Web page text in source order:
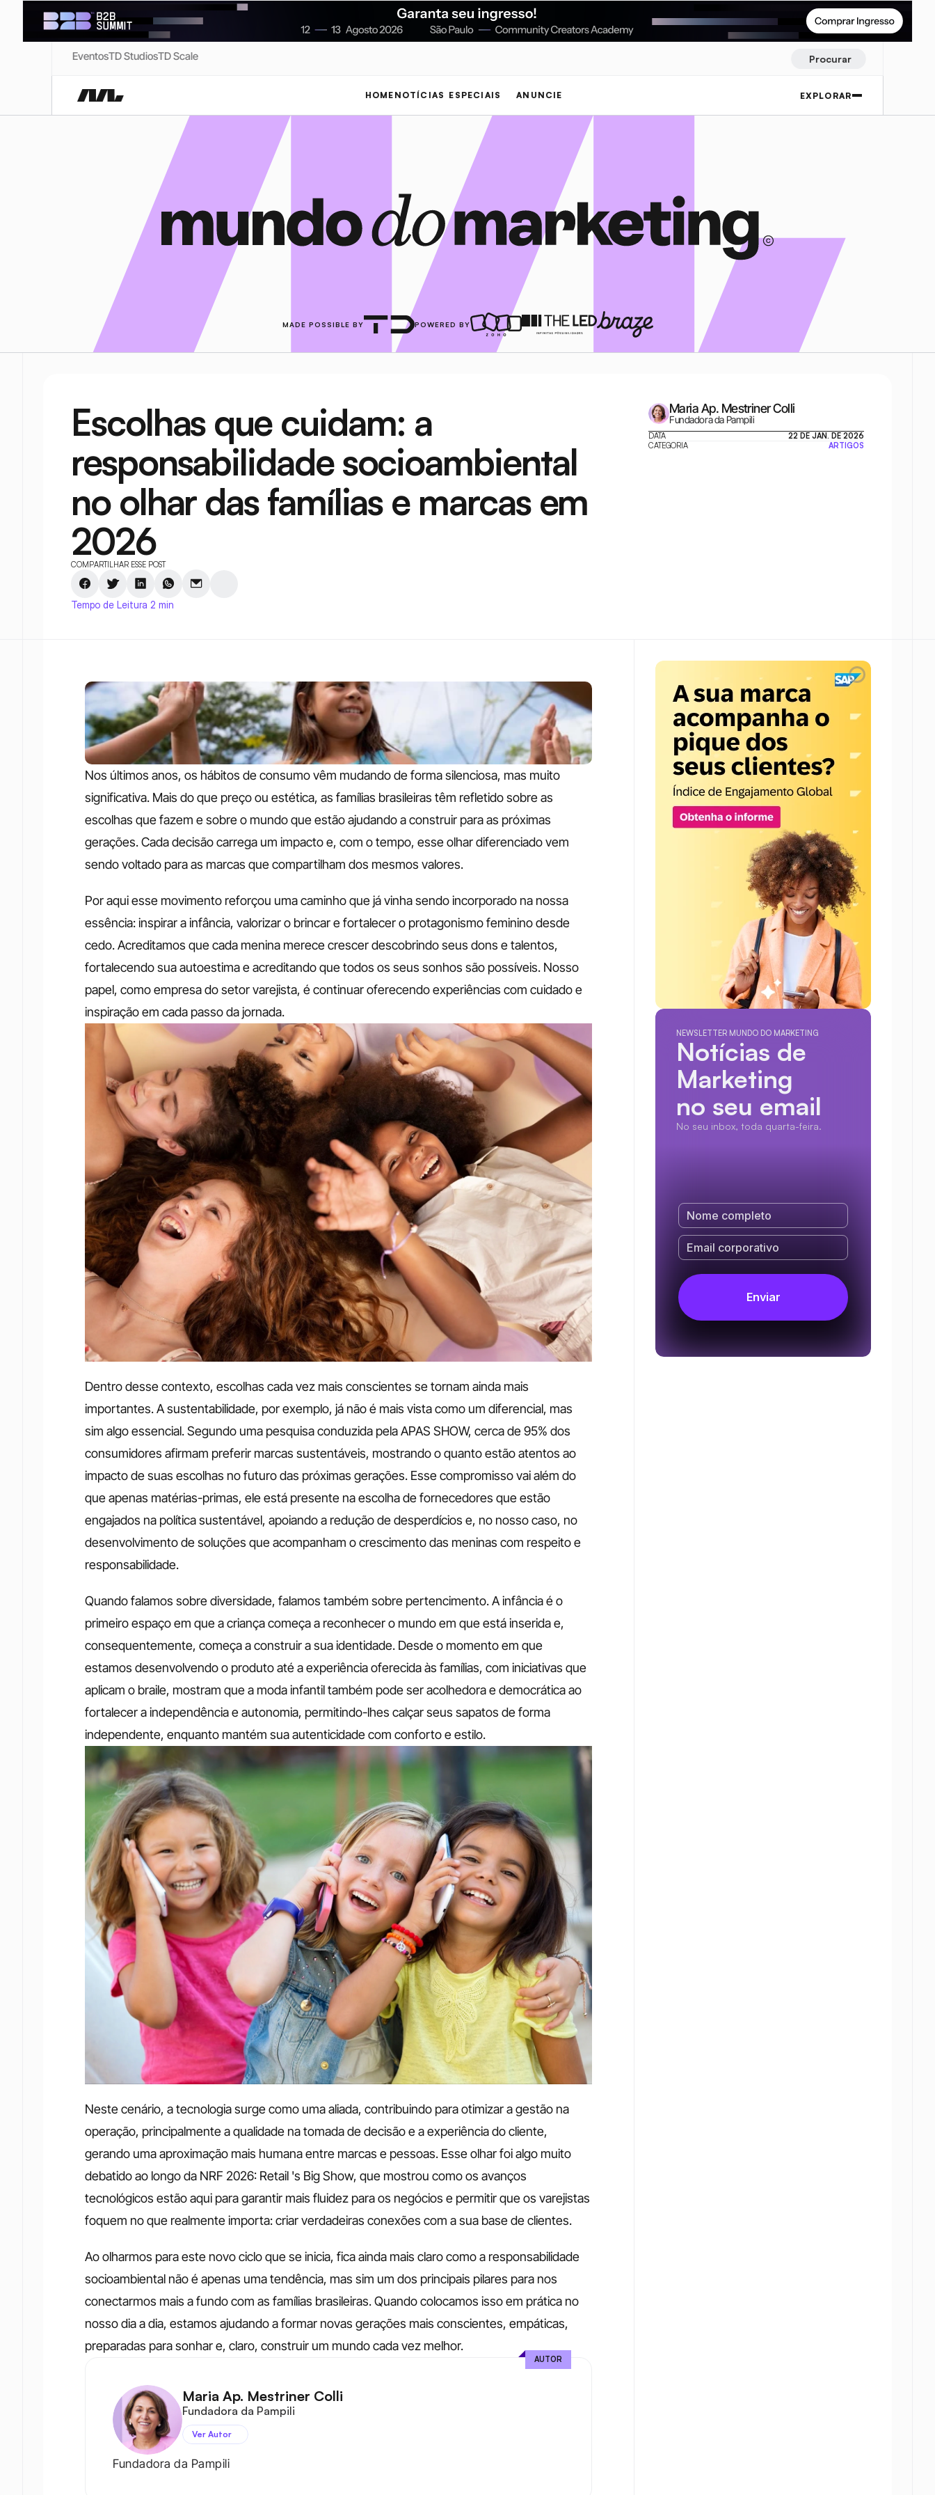
EventosTD StudiosTD Scale Procurar
HOME NOTÍCIAS ESPECIAIS ANUNCIE EXPLORAR
MADE POSSIBLE BY POWERED BY
Escolhas que cuidam: a
responsabilidade socioambiental
no olhar das famílias e marcas em
2026
COMPARTILHAR ESSE POST
Tempo de Leitura 2 min
Maria Ap. Mestriner Colli
Fundadora da Pampili
DATA
22 DE JAN. DE 2026
CATEGORIA
ARTIGOS
Nos últimos anos, os hábitos de consumo vêm mudando de forma silenciosa, mas muito
significativa. Mais do que preço ou estética, as famílias brasileiras têm refletido sobre as
escolhas que fazem e sobre o mundo que estão ajudando a construir para as próximas
gerações. Cada decisão carrega um impacto e, com o tempo, esse olhar diferenciado vem
sendo voltado para as marcas que compartilham dos mesmos valores.
Por aqui esse movimento reforçou uma caminho que já vinha sendo incorporado na nossa
essência: inspirar a infância, valorizar o brincar e fortalecer o protagonismo feminino desde
cedo. Acreditamos que cada menina merece crescer descobrindo seus dons e talentos,
fortalecendo sua autoestima e acreditando que todos os seus sonhos são possíveis. Nosso
papel, como empresa do setor varejista, é continuar oferecendo experiências com cuidado e
inspiração em cada passo da jornada.
Dentro desse contexto, escolhas cada vez mais conscientes se tornam ainda mais
importantes. A sustentabilidade, por exemplo, já não é mais vista como um diferencial, mas
sim algo essencial. Segundo uma pesquisa conduzida pela APAS SHOW, cerca de 95% dos
consumidores afirmam preferir marcas sustentáveis, mostrando o quanto estão atentos ao
impacto de suas escolhas no futuro das próximas gerações. Esse compromisso vai além do
que apenas matérias-primas, ele está presente na escolha de fornecedores que estão
engajados na política sustentável, apoiando a redução de desperdícios e, no nosso caso, no
desenvolvimento de soluções que acompanham o crescimento das meninas com respeito e
responsabilidade.
Quando falamos sobre diversidade, falamos também sobre pertencimento. A infância é o
primeiro espaço em que a criança começa a reconhecer o mundo em que está inserida e,
consequentemente, começa a construir a sua identidade. Desde o momento em que
estamos desenvolvendo o produto até a experiência oferecida às famílias, com iniciativas que
aplicam o braile, mostram que a moda infantil também pode ser acolhedora e democrática ao
fortalecer a independência e autonomia, permitindo-lhes calçar seus sapatos de forma
independente, enquanto mantém sua autenticidade com conforto e estilo.
Neste cenário, a tecnologia surge como uma aliada, contribuindo para otimizar a gestão na
operação, principalmente a qualidade na tomada de decisão e a experiência do cliente,
gerando uma aproximação mais humana entre marcas e pessoas. Esse olhar foi algo muito
debatido ao longo da NRF 2026: Retail 's Big Show, que mostrou como os avanços
tecnológicos estão aqui para garantir mais fluidez para os negócios e permitir que os varejistas
foquem no que realmente importa: criar verdadeiras conexões com a sua base de clientes.
Ao olharmos para este novo ciclo que se inicia, fica ainda mais claro como a responsabilidade
socioambiental não é apenas uma tendência, mas sim um dos principais pilares para nos
conectarmos mais a fundo com as famílias brasileiras. Quando colocamos isso em prática no
nosso dia a dia, estamos ajudando a formar novas gerações mais conscientes, empáticas,
preparadas para sonhar e, claro, construir um mundo cada vez melhor.
Maria Ap. Mestriner Colli
Fundadora da Pampili
Ver Autor
Fundadora da Pampili
AUTOR
NEWSLETTER MUNDO DO MARKETING
Notícias de
Marketing
no seu email
No seu inbox, toda quarta-feira.